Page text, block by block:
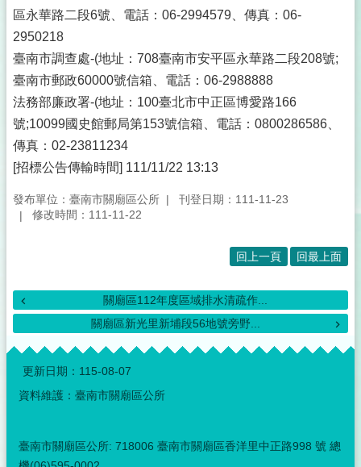
區永華路二段6號、電話：06-2994579、傳真：06-
2950218
臺南市調查處-(地址：708臺南市安平區永華路二段208號;
臺南市郵政60000號信箱、電話：06-2988888
法務部廉政署-(地址：100臺北市中正區博愛路166
號;10099國史館郵局第153號信箱、電話：0800286586、
傳真：02-23811234
[招標公告傳輸時間] 111/11/22 13:13
發布單位：臺南市關廟區公所
刊登日期：111-11-23
修改時間：111-11-22
回上一頁 回最上面
關廟區112年度區域排水清疏作...
關廟區新光里新埔段56地號旁野...
:::
更新日期： 115-08-07
資料維護：臺南市關廟區公所
臺南市關廟區公所: 718006 臺南市關廟區香洋里中正路998 號 總